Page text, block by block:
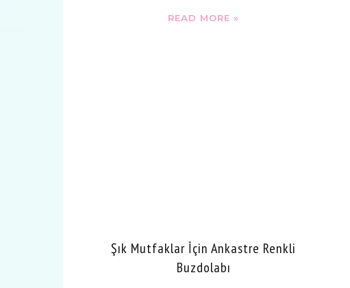
READ MORE »
Şık Mutfaklar İçin Ankastre Renkli
Buzdolabı